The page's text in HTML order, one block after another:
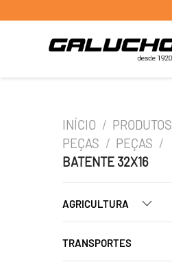
INÍCIO / PRODUTOS
PEÇAS / PEÇAS /
BATENTE 32X16
AGRICULTURA
TRANSPORTES